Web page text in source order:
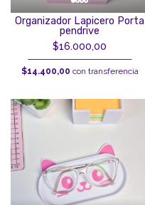
Organizador Lapicero Porta
pendrive
$16.000,00
$14.400,00 con transferencia